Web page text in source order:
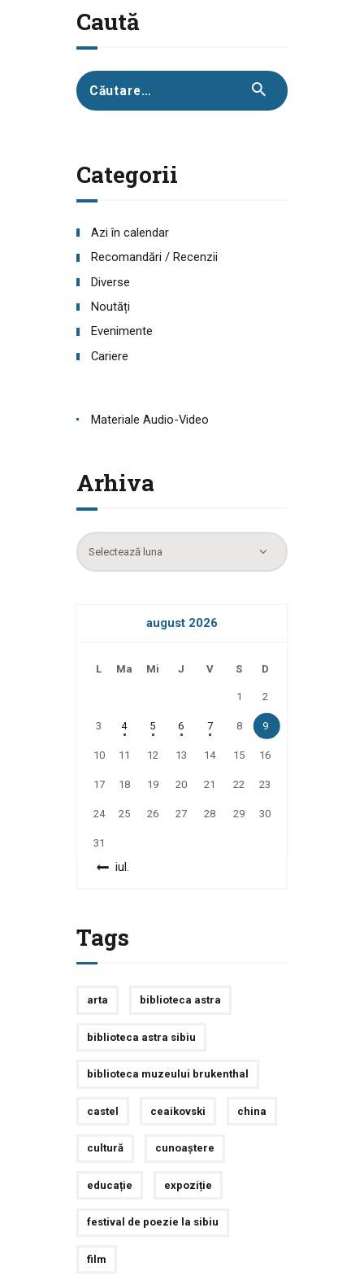
Caută
Caută
după:
Categorii
Azi în calendar
Recomandări / Recenzii
Diverse
Noutăți
Evenimente
Cariere
Materiale Audio-Video
Arhiva
Arhiva
august 2026
L Ma Mi J V S D
1 2
3 4 5 6 7 8 9
10 11 12 13 14 15 16
17 18 19 20 21 22 23
24 25 26 27 28 29 30
31
« iul.
Tags
arta biblioteca astra
biblioteca astra sibiu
biblioteca muzeului brukenthal
castel ceaikovski china
cultură cunoaștere
educație expoziție
festival de poezie la sibiu
film